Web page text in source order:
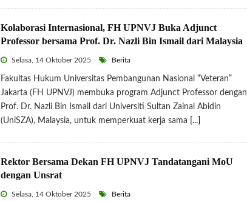
Kolaborasi Internasional, FH UPNVJ Buka Adjunct
Professor bersama Prof. Dr. Nazli Bin Ismail dari Malaysia
Selasa, 14 Oktober 2025 Berita
Fakultas Hukum Universitas Pembangunan Nasional “Veteran”
Jakarta (FH UPNVJ) membuka program Adjunct Professor dengan
Prof. Dr. Nazli Bin Ismail dari Universiti Sultan Zainal Abidin
(UniSZA), Malaysia, untuk memperkuat kerja sama
[...]
Rektor Bersama Dekan FH UPNVJ Tandatangani MoU
dengan Unsrat
Selasa, 14 Oktober 2025 Berita